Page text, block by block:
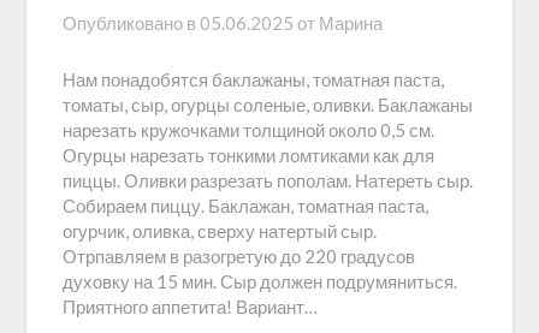
Опубликовано в 05.06.2025 от Марина
Нам понадобятся баклажаны, томатная паста,
томаты, сыр, огурцы соленые, оливки. Баклажаны
нарезать кружочками толщиной около 0,5 см.
Огурцы нарезать тонкими ломтиками как для
пиццы. Оливки разрезать пополам. Натереть сыр.
Собираем пиццу. Баклажан, томатная паста,
огурчик, оливка, сверху натертый сыр.
Отрпавляем в разогретую до 220 градусов
духовку на 15 мин. Сыр должен подрумяниться.
Приятного аппетита! Вариант…